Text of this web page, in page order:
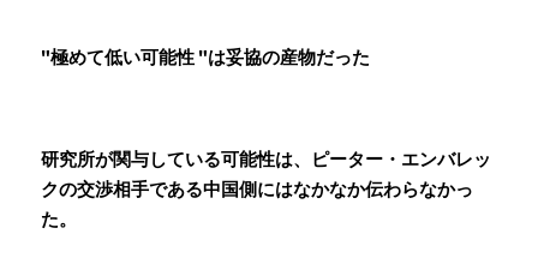
"極めて低い可能性 "は妥協の産物だった
研究所が関与している可能性は、ピーター・エンバレッ
クの交渉相手である中国側にはなかなか伝わらなかっ
た。